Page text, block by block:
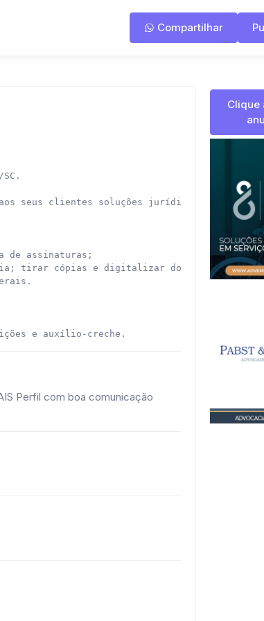
Compartilhar
aos seus clientes soluções jurídicas em
de assinaturas;
tirar cópias e digitalizar documentos;
e auxílio-creche.
Perfil com boa comunicação
Clique